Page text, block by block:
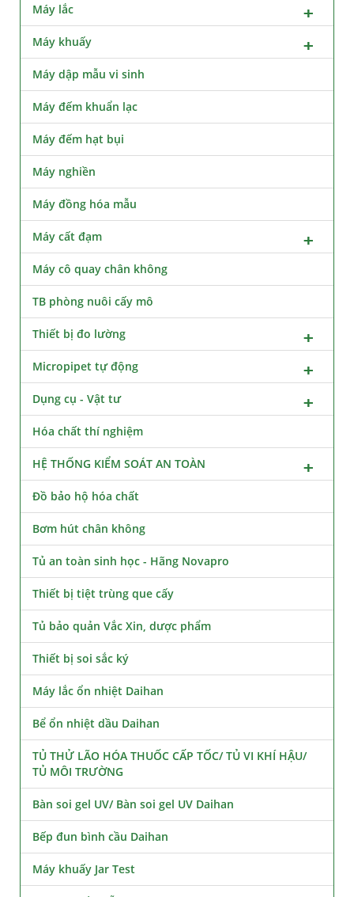
Máy lắc
Máy khuấy
Máy dập mẫu vi sinh
Máy đếm khuẩn lạc
Máy đếm hạt bụi
Máy nghiền
Máy đồng hóa mẫu
Máy cất đạm
Máy cô quay chân không
TB phòng nuôi cấy mô
Thiết bị đo lường
Micropipet tự động
Dụng cụ - Vật tư
Hóa chất thí nghiệm
HỆ THỐNG KIỂM SOÁT AN TOÀN
Đồ bảo hộ hóa chất
Bơm hút chân không
Tủ an toàn sinh học - Hãng Novapro
Thiết bị tiệt trùng que cấy
Tủ bảo quản Vắc Xin, dược phẩm
Thiết bị soi sắc ký
Máy lắc ổn nhiệt Daihan
Bể ổn nhiệt dầu Daihan
TỦ THỬ LÃO HÓA THUỐC CẤP TỐC/ TỦ VI KHÍ HẬU/
TỦ MÔI TRƯỜNG
Bàn soi gel UV/ Bàn soi gel UV Daihan
Bếp đun bình cầu Daihan
Máy khuấy Jar Test